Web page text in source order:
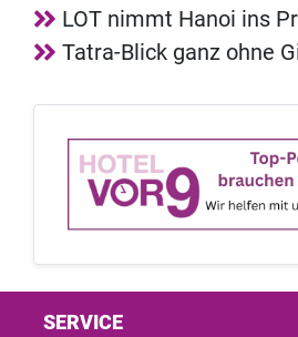
LOT nimmt Hanoi ins
Tatra-Blick ganz ohne
SERVICE